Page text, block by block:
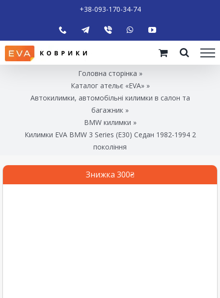
+38-093-170-34-74
Головна сторінка »
Каталог ательє «EVA»»
Автокилимки, автомобільні килимки в салон та
багажник »
BMW килимки »
Килимки EVA BMW 3 Series (E30) Седан 1982-1994 2
покоління
Знижка 300₴